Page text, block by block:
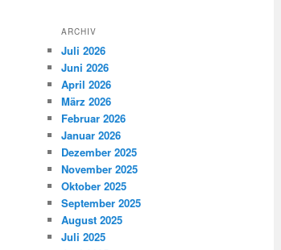
ARCHIV
Juli 2026
Juni 2026
April 2026
März 2026
Februar 2026
Januar 2026
Dezember 2025
November 2025
Oktober 2025
September 2025
August 2025
Juli 2025